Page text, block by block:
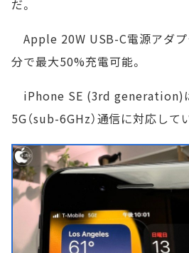
だ。
Apple 20W USB-C電源アダプ
分で最大50%充電可能。
iPhone SE (3rd generation)
5G（sub-6GHz）通信に対応して